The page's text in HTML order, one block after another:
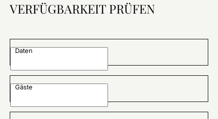
VERFÜGBARKEIT PRÜFEN
Daten
Gäste